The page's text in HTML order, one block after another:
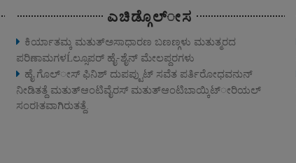
ಎಚಿಡ್ಗೊಲ್ೕಸ
ಕಿರ್ಯಾತಮ್ಕ ಮತುತ್ಅಸಾಧಾರಣ ಬಣಣ್ಗಳು ಮತುತ್ಮರದ
ಪರಿಣಾಮಗಳĹಲ್ಸೂಪರ್ ಹೈ‐ಶೈನ್ ಮೇಲಪ್ದರಗಳು
ಹೈ ಗೊಲ್ೕಸ್ ಫಿನಿಶ್ ದುಪಪ್ಟುಟ್ ಸವೆತ ಪರ್ತಿರೋಧವನುನ್
ನೀಡಿತತ್ದೆ ಮತುತ್ಆಂಟಿವೈರಸ್ ಮತುತ್ಆಂಟಿಬಾಯ್ಕಿಟ್ೕರಿಯಲ್
ಸಂರŀತವಾಗಿರುತತ್ದೆ.